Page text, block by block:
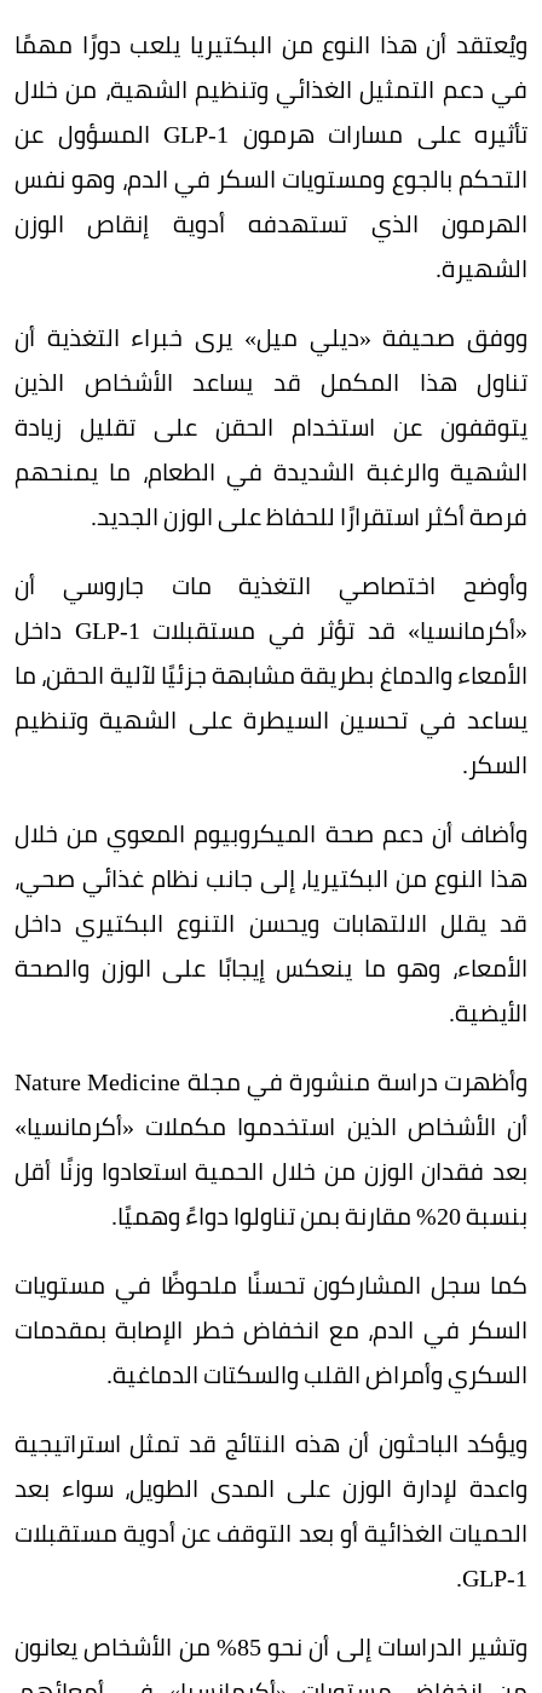
ويُعتقد أن هذا النوع من البكتيريا يلعب دورًا مهمًا
في دعم التمثيل الغذائي وتنظيم الشهية، من خلال
تأثيره على مسارات هرمون GLP-1 المسؤول عن
التحكم بالجوع ومستويات السكر في الدم، وهو نفس
الهرمون الذي تستهدفه أدوية إنقاص الوزن
الشهيرة.
ووفق صحيفة «ديلي ميل» يرى خبراء التغذية أن
تناول هذا المكمل قد يساعد الأشخاص الذين
يتوقفون عن استخدام الحقن على تقليل زيادة
الشهية والرغبة الشديدة في الطعام، ما يمنحهم
فرصة أكثر استقرارًا للحفاظ على الوزن الجديد.
وأوضح اختصاصي التغذية مات جاروسي أن
«أكرمانسيا» قد تؤثر في مستقبلات GLP-1 داخل
الأمعاء والدماغ بطريقة مشابهة جزئيًا لآلية الحقن، ما
يساعد في تحسين السيطرة على الشهية وتنظيم
السكر.
وأضاف أن دعم صحة الميكروبيوم المعوي من خلال
هذا النوع من البكتيريا، إلى جانب نظام غذائي صحي،
قد يقلل الالتهابات ويحسن التنوع البكتيري داخل
الأمعاء، وهو ما ينعكس إيجابًا على الوزن والصحة
الأيضية.
وأظهرت دراسة منشورة في مجلة Nature Medicine
أن الأشخاص الذين استخدموا مكملات «أكرمانسيا»
بعد فقدان الوزن من خلال الحمية استعادوا وزنًا أقل
بنسبة 20% مقارنة بمن تناولوا دواءً وهميًا.
كما سجل المشاركون تحسنًا ملحوظًا في مستويات
السكر في الدم، مع انخفاض خطر الإصابة بمقدمات
السكري وأمراض القلب والسكتات الدماغية.
ويؤكد الباحثون أن هذه النتائج قد تمثل استراتيجية
واعدة لإدارة الوزن على المدى الطويل، سواء بعد
الحميات الغذائية أو بعد التوقف عن أدوية مستقبلات
GLP-1.
وتشير الدراسات إلى أن نحو 85% من الأشخاص يعانون